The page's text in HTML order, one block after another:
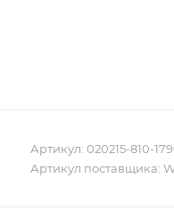
Артикул: 020215-810-
Артикул поставщика: